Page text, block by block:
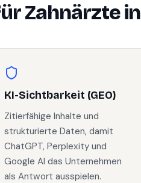
Zahnärztein
KI-Sichtbarkeit (GEO)
Zitierfähige Inhalte und
strukturierte Daten, damit
ChatGPT, Perplexity und
Google AI das Unternehmen
als Antwort ausspielen.